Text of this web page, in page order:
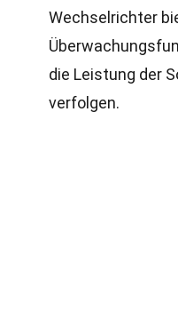
Wechselrichter
die Leistung der
verfolgen.